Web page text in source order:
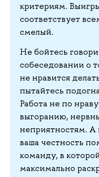
критериям.
соответствует
смелый.
Не бойтесь
собеседовании о
не нравится
пытайтесь
Работа не по
выгоранию,
неприятностям.
ваша честность
команду, в
максимально